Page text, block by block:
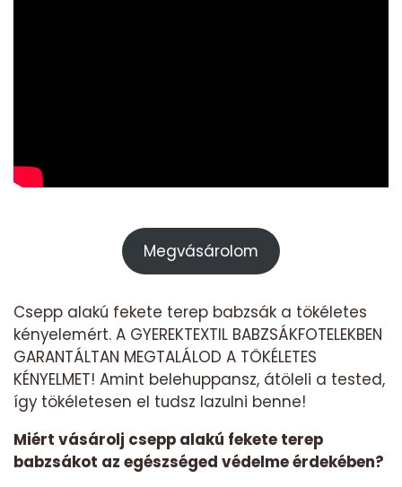
Megvásárolom
Csepp alakú fekete terep babzsák a tökéletes
kényelemért. A GYEREKTEXTIL BABZSÁKFOTELEKBEN
GARANTÁLTAN MEGTALÁLOD A TÖKÉLETES
KÉNYELMET! Amint belehuppansz, átöleli a tested,
így tökéletesen el tudsz lazulni benne!
Miért vásárolj csepp alakú fekete terep
babzsákot az egészséged védelme érdekében?